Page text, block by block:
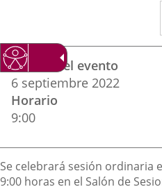
Datos
del
evento
Fechas del evento
6 septiembre 2022
Horario
9:00
Descripción
Se celebrará sesión ordinaria
9:00 horas en el Salón de